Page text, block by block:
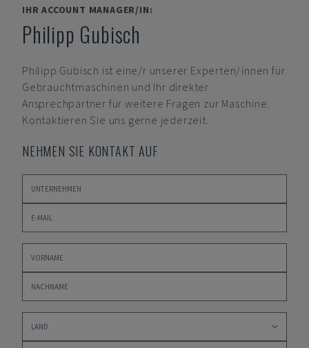
IHR ACCOUNT MANAGER/IN:
Philipp Gubisch
Philipp Gubisch ist eine/r unserer Experten/innen für
Gebrauchtmaschinen und Ihr direkter
Ansprechpartner für weitere Fragen zur Maschine.
Kontaktieren Sie uns gerne jederzeit.
NEHMEN SIE KONTAKT AUF